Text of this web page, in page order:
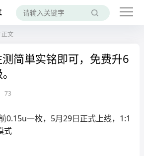
正文
简単实铭即可，免费升6
73
0.15u一枚，5月29日正式上线，1:1
式